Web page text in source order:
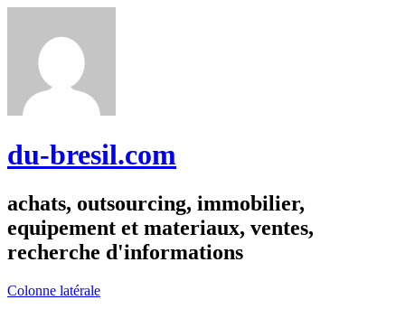
du-bresil.com
achats, outsourcing, immobilier,
equipement et materiaux, ventes,
recherche d'informations
Colonne latérale